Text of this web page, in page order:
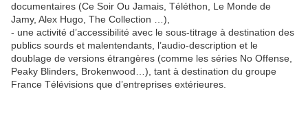
documentaires (Ce Soir Ou Jamais, Téléthon, Le Monde de
Jamy, Alex Hugo, The Collection …),
- une activité d’accessibilité avec le sous-titrage à destination des
publics sourds et malentendants, l’audio-description et le
doublage de versions étrangères (comme les séries No Offense,
Peaky Blinders, Brokenwood…), tant à destination du groupe
France Télévisions que d’entreprises extérieures.